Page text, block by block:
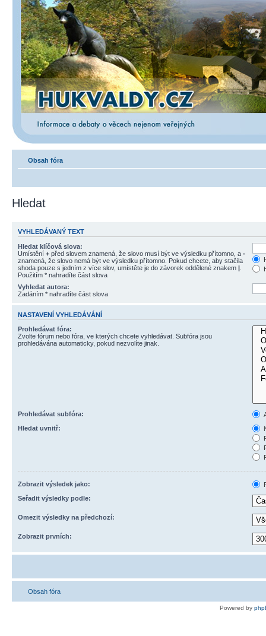
Obsah fóra
Hledat
VYHLEDÁVANÝ TEXT
Hledat klíčová slova:
Umístění + před slovem znamená, že slovo musí být ve výsledku přítomno, a -
znamená, že slovo nemá být ve výsledku přítomno. Pokud chcete, aby stačila
shoda pouze s jedním z více slov, umístěte je do závorek oddělené znakem |
Použitím * nahradíte část slova
Vyhledat autora:
Zadáním * nahradíte část slova
NASTAVENÍ VYHLEDÁVÁNÍ
Prohledávat fóra:
Zvolte fórum nebo fóra, ve kterých chcete vyhledávat. Subfóra jsou
prohledávána automaticky, pokud nezvolíte jinak.
Prohledávat subfóra:
Hledat uvnitř:
Zobrazit výsledek jako:
Seřadit výsledky podle:
Omezit výsledky na předchozí:
Zobrazit prvních:
Obsah fóra
Powered by